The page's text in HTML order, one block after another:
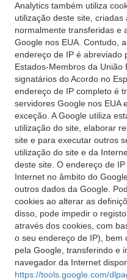
Analytics também utiliza
utilização deste site,
normalmente transferidas e
Google nos EUA. Contudo,
endereço de IP é abreviado
Estados-Membros da
signatários do Acordo no
endereço de IP completo é
servidores Google nos EUA
exceção. A Google utiliza
utilização do site, elaborar
site e para executar outros
utilização do site e da
deste site. O endereço de
Internet no âmbito do
outros dados da Google.
cookies ao alterar as
disso, pode impedir o
através dos cookies, com
o seu endereço de IP), bem
pela Google, transferindo e
navegador da Internet
https://tools.google.com/